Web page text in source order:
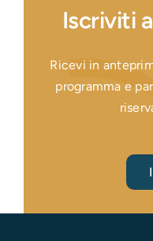
Iscriviti
Ricevi in
programma e